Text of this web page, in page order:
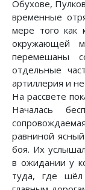
Обухове,
временные
мере того как
окружающей
перемешаны
отдельные
артиллерия и
На рассвете
Началась
равниной
боя. Их
в ожидании у
туда, где